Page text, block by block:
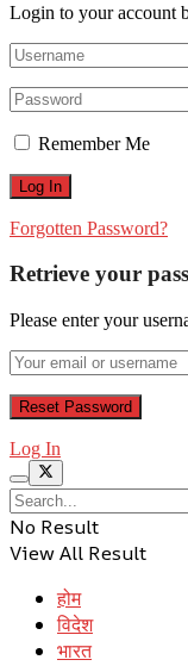
Login to your account
Remember Me
Forgotten Password?
Retrieve your
Please enter your
Log In
No Result
View All Result
होम
विदेश
भारत